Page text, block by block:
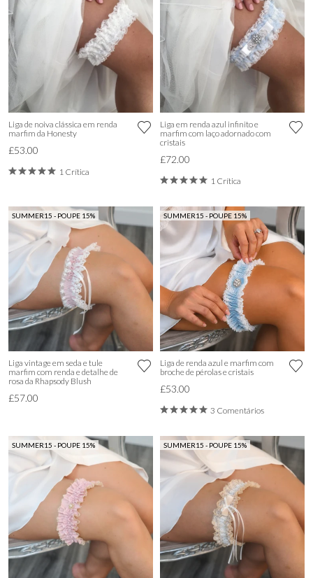
Liga de noiva clássica em renda
marfim da Honesty
£53.00
1 Crítica
Liga em renda azul infinito e
marfim com laço adornado com
cristais
£72.00
1 Crítica
SUMMER15 - POUPE 15%
Liga vintage em seda e tule
marfim com renda e detalhe de
rosa da Rhapsody Blush
£57.00
SUMMER15 - POUPE 15%
Liga de renda azul e marfim com
broche de pérolas e cristais
£53.00
3 Comentários
SUMMER15 - POUPE 15% SUMMER15 - POUPE 15%